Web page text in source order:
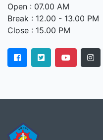
Open : 07.00 AM
Break : 12.00 - 13.00 PM
Close : 15.00 PM